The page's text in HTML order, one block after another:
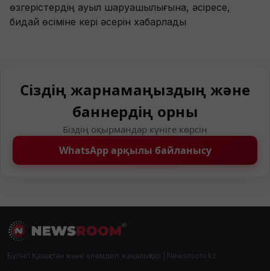
өзгерістердің ауыл шаруашылығына, әсіресе,
бидай өсіміне кері әсерін хабарлады
Сіздің жарнамаңыздың және
баннердің орны
Біздің оқырмандар күніге көрсін
WhatsApp арқылы байланысу
Бүгінгі Қазақстан және әлемдегі жаңалықтар | Newsroom.kz